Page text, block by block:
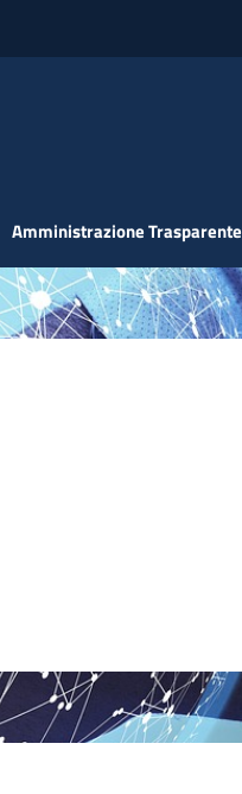
Amministrazione Trasparente